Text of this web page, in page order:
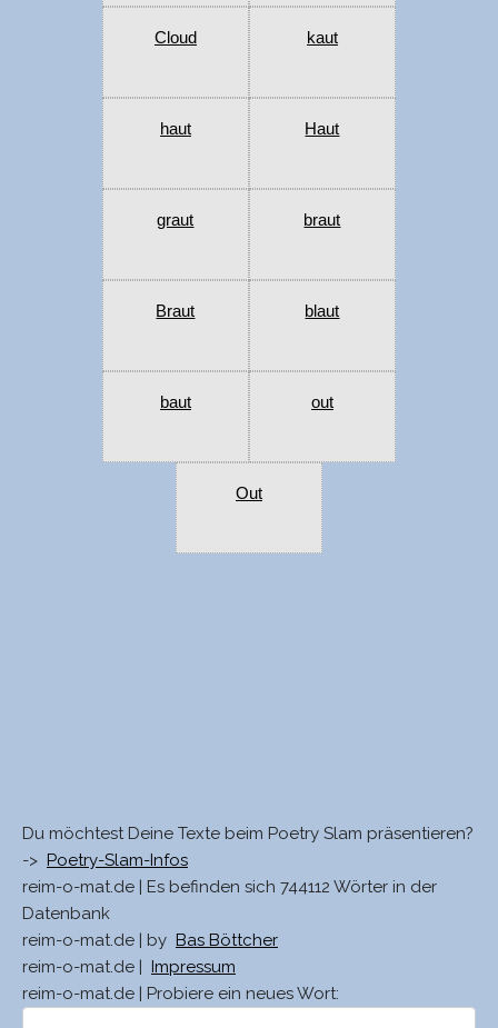
Cloud kaut
haut Haut
graut braut
Braut blaut
baut out
Out
Du möchtest Deine Texte beim Poetry Slam präsentieren?
-> Poetry-Slam-Infos
reim-o-mat.de | Es befinden sich 744112 Wörter in der
Datenbank
reim-o-mat.de | by Bas Böttcher
reim-o-mat.de |
Impressum
reim-o-mat.de | Probiere ein neues Wort: